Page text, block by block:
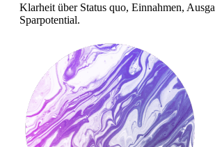
Klarheit über Status quo, Einnahmen,
Sparpotential.